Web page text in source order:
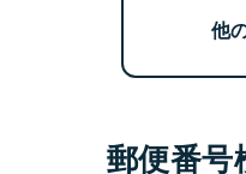
他
郵便番号